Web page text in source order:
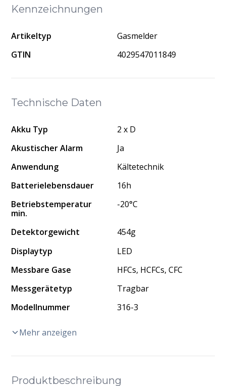
Technische Daten
Akku Typ
2 x D
Akustischer Alarm
Ja
Anwendung
Kältetechnik
Batterielebensdauer
16h
Betriebstemperatur
min.
-20°C
Detektorgewicht
454g
Displaytyp
LED
Messbare Gase
HFCs, HCFCs, CFC
Messgerätetyp
Tragbar
Modellnummer
316-3
Mehr anzeigen
Produktbeschreibung
Kennzeichnungen
Artikeltyp
Gasmelder
GTIN
4029547011849